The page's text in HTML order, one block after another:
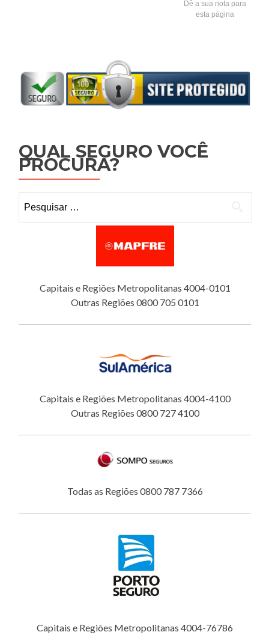
Dê a sua nota para
esta página
QUAL SEGURO VOCÊ
PROCURA?
Capitais e Regiões Metropolitanas 4004-0101
Outras Regiões 0800 705 0101
Capitais e Regiões Metropolitanas 4004-4100
Outras Regiões 0800 727 4100
Todas as Regiões 0800 787 7366
Capitais e Regiões Metropolitanas 4004-76786